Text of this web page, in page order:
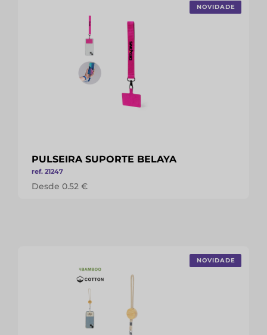
NOVIDADE
PULSEIRA SUPORTE BELAYA
ref. 21247
Desde 0.52 €
NOVIDADE